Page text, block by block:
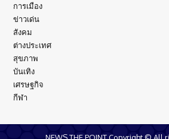
การเมือง
ข่าวเด่น
สังคม
ต่างประเทศ
สุขภาพ
บันเทิง
เศรษฐกิจ
กีฬา